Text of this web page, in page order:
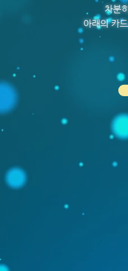
차분
아래의 카